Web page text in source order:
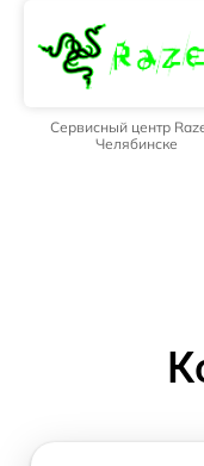
Сервисный центр
Челябинске